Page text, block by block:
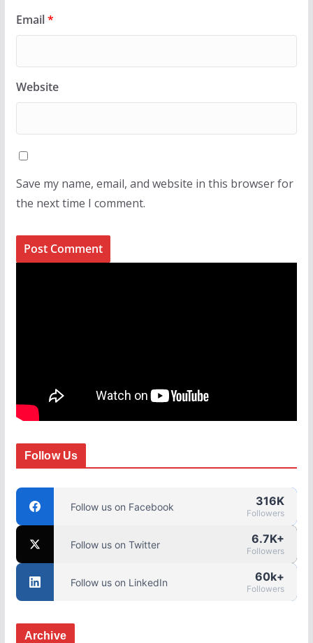
Email*
Website
Save my name, email, and website in this browser for
the next time I comment.
Follow Us
Follow us on Facebook 316K
Followers
Follow us on Twitter 6.7K+
Followers
Follow us on LinkedIn 60k+
Followers
Archive